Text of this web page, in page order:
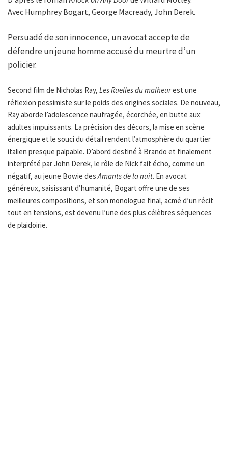
Avec Humphrey Bogart, George Macready, John Derek.
Persuadé de son innocence, un avocat accepte de
défendre un jeune homme accusé du meurtre d’un
policier.
Second film de Nicholas Ray, Les Ruelles du malheurest une
réflexion pessimiste sur le poids des origines sociales. De nouveau,
Ray aborde l’adolescence naufragée, écorchée, en butte aux
adultes impuissants. La précision des décors, la mise en scène
énergique et le souci du détail rendent l’atmosphère du quartier
italien presque palpable. D’abord destiné à Brando et finalement
interprété par John Derek, le rôle de Nick fait écho, comme un
négatif, au jeune Bowie desAmants de la nuit. En avocat
généreux, saisissant d’humanité, Bogart offre une de ses
meilleures compositions, et son monologue final, acmé d’un récit
tout en tensions, est devenu l’une des plus célèbres séquences
de plaidoirie.